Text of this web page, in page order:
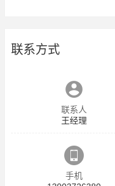
联系方式
联系人
王经理
手机